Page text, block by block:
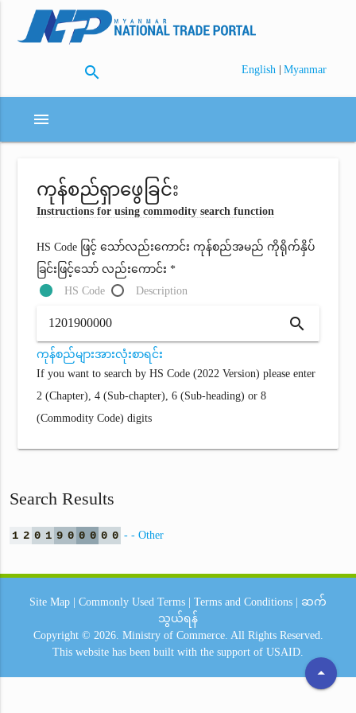
search English | Myanmar
menu
ကုန်စည်ရှာဖွေခြင်း
Instructions for using commodity search function
HS Code ဖြင့် သော်လည်းကောင်း ကုန်စည်အမည် ကိုရိုက်နှိပ်
ခြင်းဖြင့်သော် လည်းကောင်း *
HS Code
Description
search
ကုန်စည်များအားလုံးစာရင်း
If you want to search by HS Code (2022 Version) please enter
2 (Chapter), 4 (Sub-chapter), 6 (Sub-heading) or 8
(Commodity Code) digits
Search Results
1 2 0 1 9 0 0 0 0 0 - - Other
arrow_drop_up
Site Map Commonly Used Terms Terms and Conditions
ဆက်
သွယ်ရန်
Copyright © 2026. Ministry of Commerce. All Rights Reserved.
This website has been built with the support of USAID.